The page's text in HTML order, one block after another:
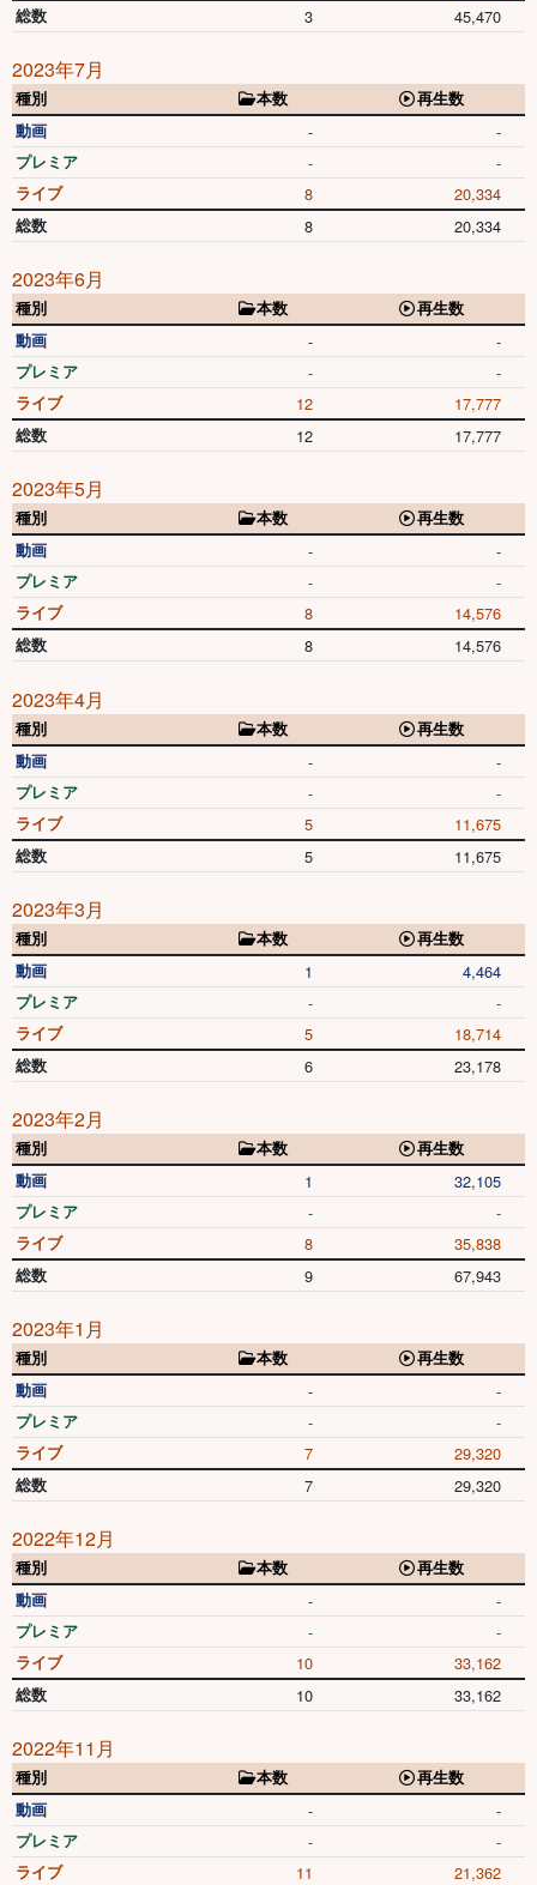
総数 3 45,470
2023年7月
種別 本数
再生数
動画
- -
プレミア - -
ライブ 8 20,334
総数 8 20,334
2023年6月
種別 本数
再生数
動画
- -
プレミア - -
ライブ 12 17,777
総数 12 17,777
2023年5月
種別 本数
再生数
動画
- -
プレミア - -
ライブ 8 14,576
総数 8 14,576
2023年4月
種別 本数
再生数
動画
- -
プレミア - -
ライブ 5 11,675
総数 5 11,675
2023年3月
種別 本数
再生数
動画
1 4,464
プレミア - -
ライブ 5 18,714
総数 6 23,178
2023年2月
種別 本数
再生数
動画
1 32,105
プレミア - -
ライブ 8 35,838
総数 9 67,943
2023年1月
種別 本数
再生数
動画
- -
プレミア - -
ライブ 7 29,320
総数 7 29,320
2022年12月
種別 本数
再生数
動画
- -
プレミア - -
ライブ 10 33,162
総数 10 33,162
2022年11月
種別 本数
再生数
動画
- -
プレミア - -
ライブ 11 21,362